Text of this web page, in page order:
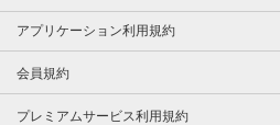
アプリケーション利用規約
会員規約
プレミアムサービス利用規約